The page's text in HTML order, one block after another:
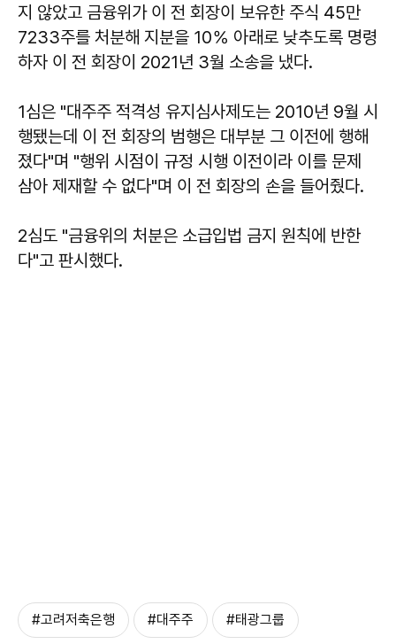
지 않았고 금융위가 이 전 회장이 보유한 주식 45만
7233주를 처분해 지분을 10％ 아래로 낮추도록 명령
하자 이 전 회장이 2021년 3월 소송을 냈다.
1심은 "대주주 적격성 유지심사제도는 2010년 9월 시
행됐는데 이 전 회장의 범행은 대부분 그 이전에 행해
졌다"며 "행위 시점이 규정 시행 이전이라 이를 문제
삼아 제재할 수 없다"며 이 전 회장의 손을 들어줬다.
2심도 "금융위의 처분은 소급입법 금지 원칙에 반한
다"고 판시했다.
#고려저축은행 #대주주 #태광그룹